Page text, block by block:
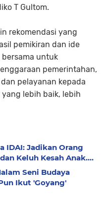
T Gultom.
rekomendasi yang
pemikiran dan ide
untuk
pemerintahan,
pelayanan kepada
lebih baik, lebih
IDAI: Jadikan Orang
Keluh Kesah Anak....
Seni Budaya
Ikut 'Goyang'